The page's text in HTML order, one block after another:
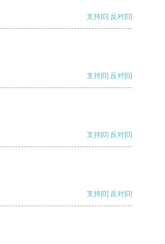
支持[0] 反对[0]
支持[0] 反对[0]
支持[0] 反对[0]
支持[0] 反对[0]